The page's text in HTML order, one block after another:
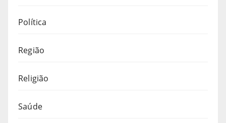
Política
Região
Religião
Saúde